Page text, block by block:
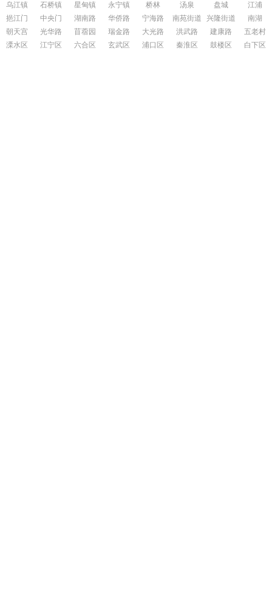
乌江镇
石桥镇 星甸镇 永宁镇 桥林 汤泉 盘城
江浦
挹江门
中央门 湖南路 华侨路 宁海路 南苑街道 兴隆街道
南湖
朝天宫
光华路 苜蓿园 瑞金路 大光路 洪武路 建康路
五老村
溧水区
江宁区 六合区 玄武区 浦口区 秦淮区 鼓楼区 白下区